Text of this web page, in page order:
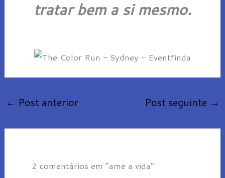
tratar bem a si mesmo.
← Post anterior Post seguinte →
2 comentários em “ame a vida”